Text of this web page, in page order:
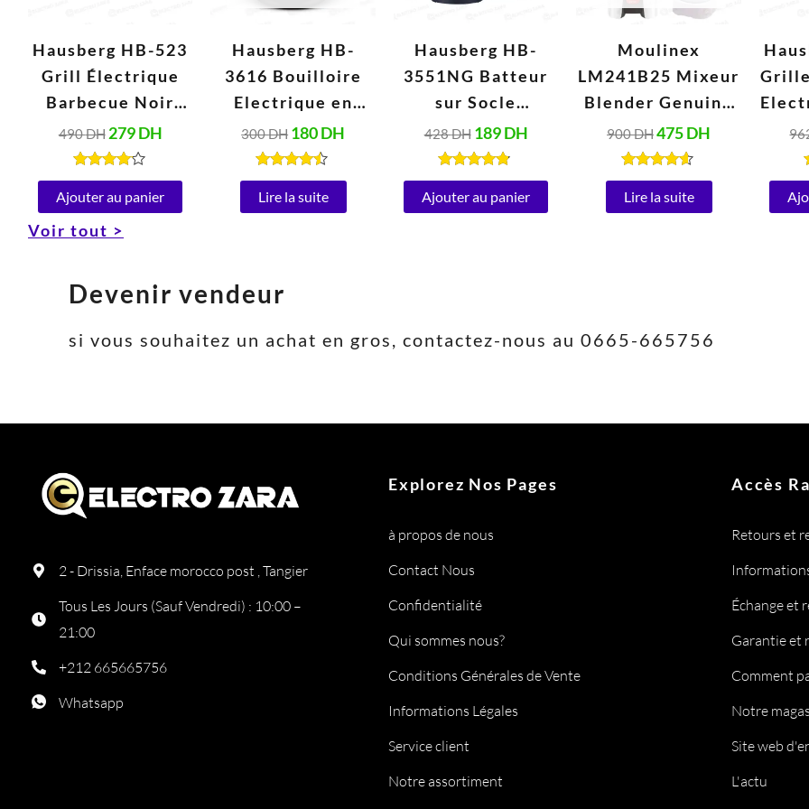
Hausberg HB-523
Grill Électrique
Barbecue Noir
(2000W, 230V,
50Hz)
490DH279DH
Note
4.00
sur 5
Ajouter au panier
Hausberg HB-
3616 Bouilloire
Electrique en
Verre 2 Litres,
Arrêt
Automatique,
Base Rotative à
300DH 180DH
Note
4.34
sur 5
Lire la suite
Hausberg HB-
3551NG Batteur
sur Socle
Électrique avec
Bol 2 Litres Inox
(250W, 220V-
240V, 50/60Hz)
428DH 189DH
Note
4.67
sur 5
Ajouter au panier
Moulinex
LM241B25 Mixeur
Blender Genuine
1,75 Litres (500W,
220V, Blanc)
900DH475DH
Note
4.47
sur 5
Lire la suite
Voir tout >
Devenir vendeur
si vous souhaitez un achat en gros, contactez-nous au 0665-665756
2 - Drissia, Enface morocco post , Tangier
Tous Les Jours (Sauf Vendredi) : 10:00 –
21:00
+212 665665756
Whatsapp
Explorez Nos Pages
à propos de nous
Contact Nous
Confidentialité
Qui sommes nous?
Conditions Générales de Vente
Informations Légales
Service client
Notre assortiment
Accès
Retours et
Échange et
Garantie et
Comment
Notre
Site web
L'actu